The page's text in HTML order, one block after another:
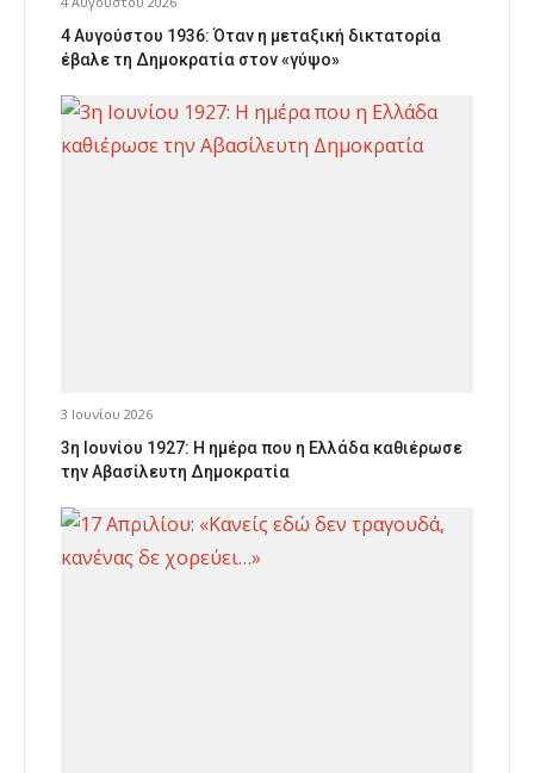
4 Αυγούστου 1936: Όταν η μεταξική δικτατορία
έβαλε τη Δημοκρατία στον «γύψο»
3 Ιουνίου 2026
3η Ιουνίου 1927: Η ημέρα που η Ελλάδα καθιέρωσε
την Αβασίλευτη Δημοκρατία